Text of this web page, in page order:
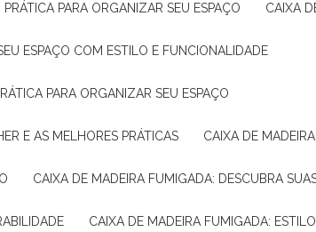
PARA ORGANIZAR SEU ESPAÇO CAIXA
ESPAÇO COM ESTILO E FUNCIONALIDADE
PARA ORGANIZAR SEU ESPAÇO
E AS MELHORES PRÁTICAS CAIXA DE
CAIXA DE MADEIRA FUMIGADA: DESCUBRA
CAIXA DE MADEIRA FUMIGADA: